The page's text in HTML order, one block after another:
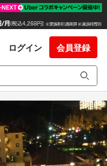
ログイン 会員登録